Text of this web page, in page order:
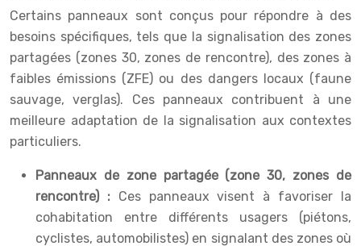
Certains panneaux sont conçus pour répondre à des
besoins spécifiques, tels que la signalisation des zones
partagées (zones 30, zones de rencontre), des zones à
faibles émissions (ZFE) ou des dangers locaux (faune
sauvage, verglas). Ces panneaux contribuent à une
meilleure adaptation de la signalisation aux contextes
particuliers.
Panneaux de zone partagée (zone 30, zones de
rencontre) : Ces panneaux visent à favoriser la
cohabitation entre différents usagers (piétons,
cyclistes, automobilistes) en signalant des zones où